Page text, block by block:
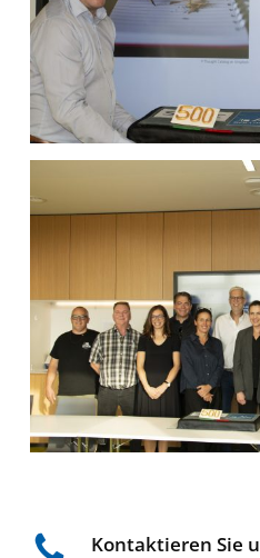
Kontaktieren Sie